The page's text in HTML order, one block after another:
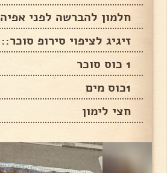
חלמון להברשה לפני אפיה
זיגיג לציפוי סירופ סוכר::
1 כוס סוכר
1כוס מים
חצי לימון